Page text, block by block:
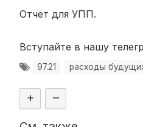
Отчет для УПП.
Вступайте в нашу
97.21 расходы
+ –